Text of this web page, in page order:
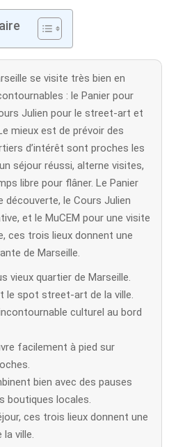
se visite très bien en
: le Panier pour
Julien pour le street-art et
mieux est de prévoir des
d’intérêt sont proches les
séjour réussi, alterne visites,
libre pour flâner. Le Panier
découverte, le Cours Julien
et le MuCEM pour une visite
ces trois lieux donnent une
de Marseille.
vieux quartier de Marseille.
le spot street-art de la ville.
culturel au bord
facilement à pied sur
bien avec des pauses
boutiques locales.
ces trois lieux donnent une
ville.